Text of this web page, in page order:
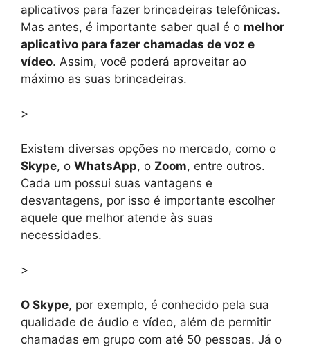
aplicativos para fazer brincadeiras telefônicas.
Mas antes, é importante saber qual é o melhor
aplicativo para fazer chamadas de voz e
vídeo. Assim, você poderá aproveitar ao
máximo as suas brincadeiras.
>
Existem diversas opções no mercado, como o
Skype, o WhatsApp, o Zoom, entre outros.
Cada um possui suas vantagens e
desvantagens, por isso é importante escolher
aquele que melhor atende às suas
necessidades.
>
O Skype, por exemplo, é conhecido pela sua
qualidade de áudio e vídeo, além de permitir
chamadas em grupo com até 50 pessoas. Já o